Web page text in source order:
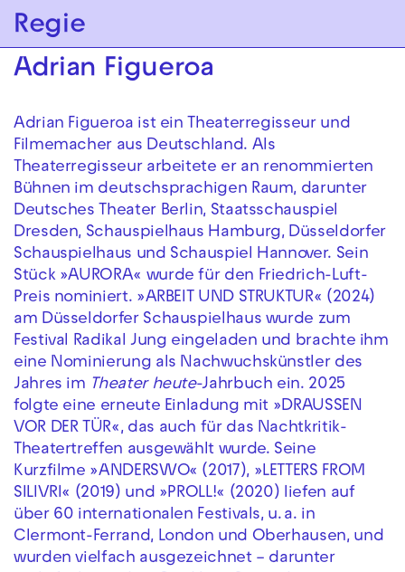
Zur Hauptnavigation springen
Zum Hauptinhalt springen
Regie
Adrian Figueroa
Adrian Figueroa ist ein Theaterregisseur und
Filmemacher aus Deutschland. Als
Theaterregisseur arbeitete er an renommierten
Bühnen im deutschsprachigen Raum, darunter
Deutsches Theater Berlin, Staatsschauspiel
Dresden, Schauspielhaus Hamburg, Düsseldorfer
Schauspielhaus und Schauspiel Hannover. Sein
Stück »AURORA« wurde für den Friedrich-Luft-
Preis nominiert. »ARBEIT UND STRUKTUR« (2024)
am Düsseldorfer Schauspielhaus wurde zum
Festival Radikal Jung eingeladen und brachte ihm
eine Nominierung als Nachwuchskünstler des
Jahres im Theater heute-Jahrbuch ein. 2025
folgte eine erneute Einladung mit »DRAUSSEN
VOR DER TÜR«, das auch für das Nachtkritik-
Theatertreffen ausgewählt wurde. Seine
Kurzfilme »ANDERSWO« (2017), »LETTERS FROM
SILIVRI« (2019) und »PROLL!« (2020) liefen auf
über 60 internationalen Festivals, u. a. in
Clermont-Ferrand, London und Oberhausen, und
wurden vielfach ausgezeichnet – darunter